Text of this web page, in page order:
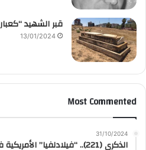
قبر الشهيد
13/01/2024
Most Commented
31/10/2024
الذكرى (221).. “فيلادلفيا” الأمريكية في أسر البحارة الطرابلسيين